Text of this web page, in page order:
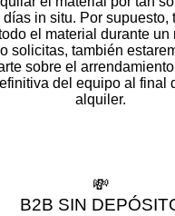
in situ. Por supuesto,
el material durante un
solicitas, también
sobre el
del equipo al final
alquiler.
💸
B2B SIN